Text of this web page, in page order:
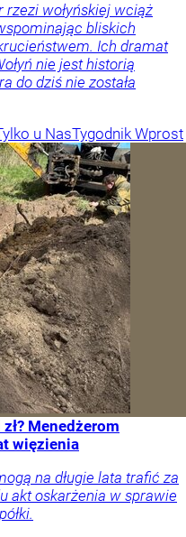
rzezi wołyńskiej wciąż
bliskich
Ich dramat
nie jest historią
do dziś nie została
u NasTygodnik Wprost
Menedżerom
więzienia
na długie lata trafić za
akt oskarżenia w sprawie